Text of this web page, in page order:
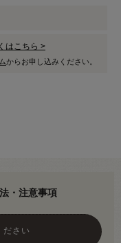
はこちら >
からお申し込みください。
・注意事項
ださい